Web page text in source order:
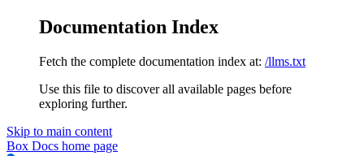
Documentation Index
Fetch the complete documentation index at: /llms.txt
Use this file to discover all available pages before
exploring further.
Skip to main content
Box Docs home page